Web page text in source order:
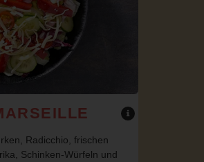
Radicchio, frischen
Schinken-Würfeln und